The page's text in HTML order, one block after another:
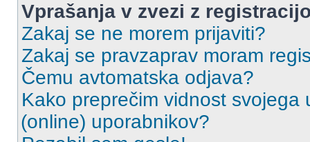
Vprašanja v zvezi z
Zakaj se ne morem prijaviti?
Zakaj se pravzaprav moram
Čemu avtomatska odjava?
Kako preprečim vidnost
(online) uporabnikov?